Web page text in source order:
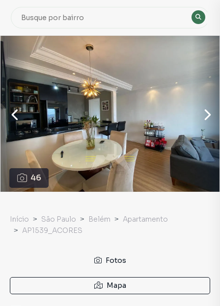
46
Início São Paulo Belém
Apartamento
AP1539_ACORES
Fotos
Mapa